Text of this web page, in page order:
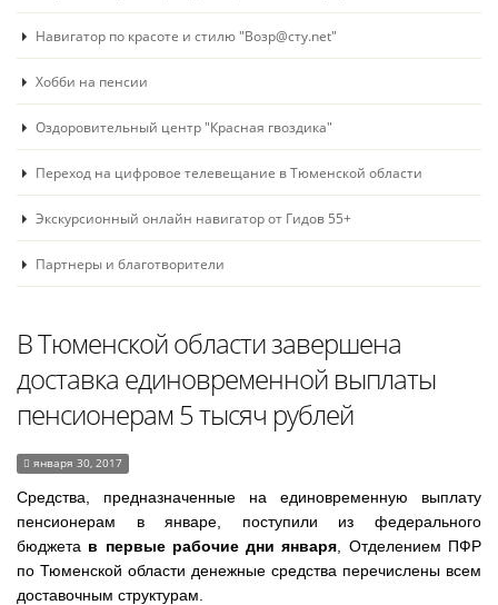
Навигатор по красоте и стилю "Возр@сту.net"
Хобби на пенсии
Оздоровительный центр "Красная гвоздика"
Переход на цифровое телевещание в Тюменской области
Экскурсионный онлайн навигатор от Гидов 55+
Партнеры и благотворители
В Тюменской области завершена
доставка единовременной выплаты
пенсионерам 5 тысяч рублей
января 30, 2017
Средства, предназначенные на единовременную выплату
пенсионерам в январе, поступили из федерального
бюджета в первые рабочие дни января , Отделением ПФР
по Тюменской области денежные средства перечислены всем
доставочным структурам.